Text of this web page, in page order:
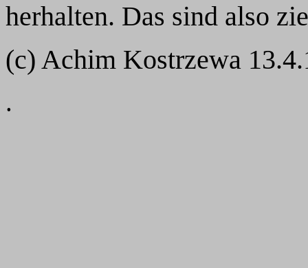
herhalten. Das sind also
(c) Achim Kostrzewa
.